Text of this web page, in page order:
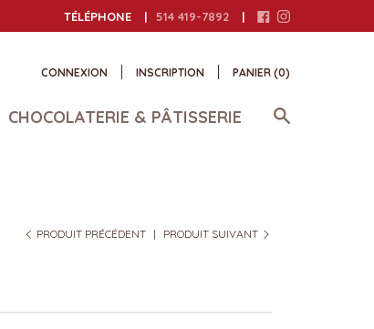
TÉLÉPHONE 514 419-7892
CONNEXION INSCRIPTION PANIER (0)
CHOCOLATERIE & PÂTISSERIE
PRODUIT PRÉCÉDENT | PRODUIT SUIVANT